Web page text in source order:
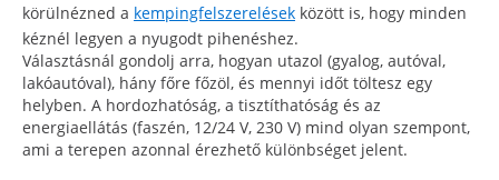
körülnézned a kempingfelszerelések között is, hogy minden
kéznél legyen a nyugodt pihenéshez.
Választásnál gondolj arra, hogyan utazol (gyalog, autóval,
lakóautóval), hány főre főzöl, és mennyi időt töltesz egy
helyben. A hordozhatóság, a tisztíthatóság és az
energiaellátás (faszén, 12/24 V, 230 V) mind olyan szempont,
ami a terepen azonnal érezhető különbséget jelent.